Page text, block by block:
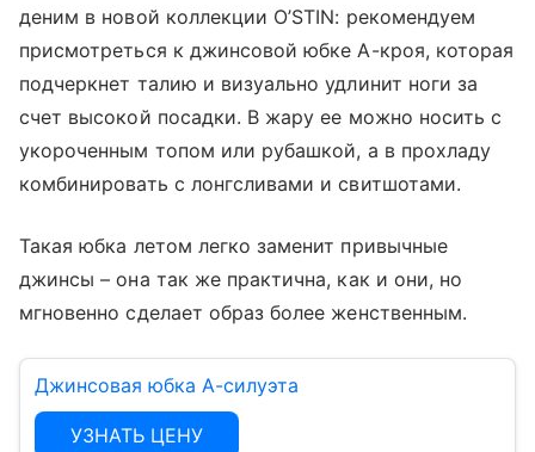
деним в новой коллекции O’STIN: рекомендуем
присмотреться к джинсовой юбке А-кроя, которая
подчеркнет талию и визуально удлинит ноги за
счет высокой посадки. В жару ее можно носить с
укороченным топом или рубашкой, а в прохладу
комбинировать с лонгсливами и свитшотами.
Такая юбка летом легко заменит привычные
джинсы – она так же практична, как и они, но
мгновенно сделает образ более женственным.
Джинсовая юбка А-силуэта
УЗНАТЬ ЦЕНУ